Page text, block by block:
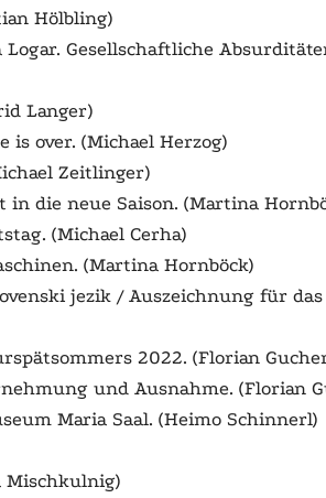
Hölbling)
Gesellschaftliche
Langer)
is over.(Michael Herzog)
Zeitlinger)
die neue Saison. (Martina
(Michael Cerha)
(Martina Hornböck)
jezik/ Auszeichnung für
2022. (Florian
und Ausnahme. (Florian
Maria Saal. (Heimo Schinnerl)
Mischkulnig)